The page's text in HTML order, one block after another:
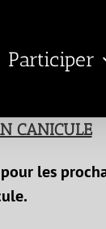
Participer
CANICULE
les